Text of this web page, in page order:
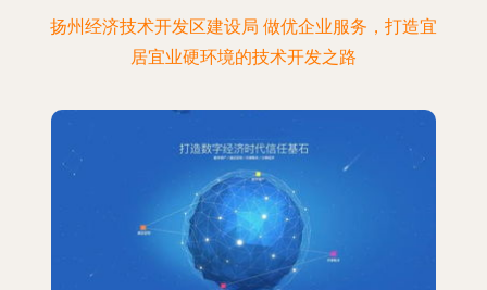
扬州经济技术开发区建设局 做优企业服务，打造宜
居宜业硬环境的技术开发之路